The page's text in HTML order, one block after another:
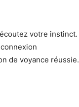
votre instinct.
de voyance réussie.